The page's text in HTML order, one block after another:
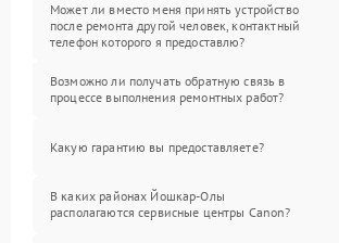
Может ли вместо меня принять устройство
после ремонта другой человек, контактный
телефон которого я предоставлю?
Возможно ли получать обратную связь в
процессе выполнения ремонтных работ?
Какую гарантию вы предоставляете?
В каких районах Йошкар-Олы
располагаются сервисные центры Canon?